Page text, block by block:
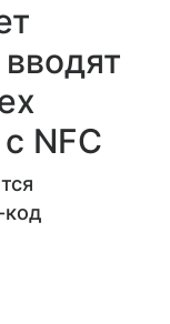
NFC
код